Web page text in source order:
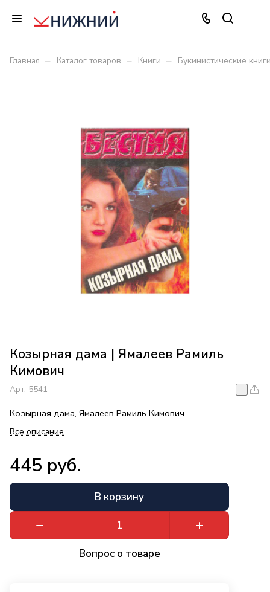
Главная – Каталог товаров – Книги – Букинистические
Козырная дама | Ямалеев Рамиль
Кимович
Арт. 5541
Козырная дама, Ямалеев Рамиль Кимович
Все описание
445 руб.
В корзину
Вопрос о товаре